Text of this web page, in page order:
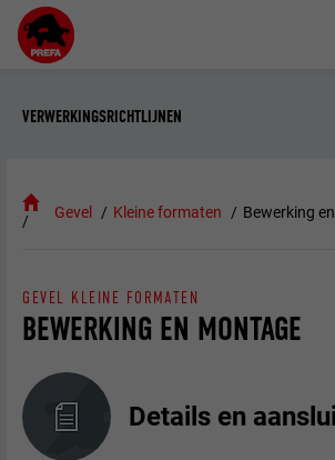
VERWERKINGSRICHTLIJNEN
Gevel Kleine formaten Bewerking
BEWERKING EN MONTAGE
GEVEL KLEINE FORMATEN
Details en